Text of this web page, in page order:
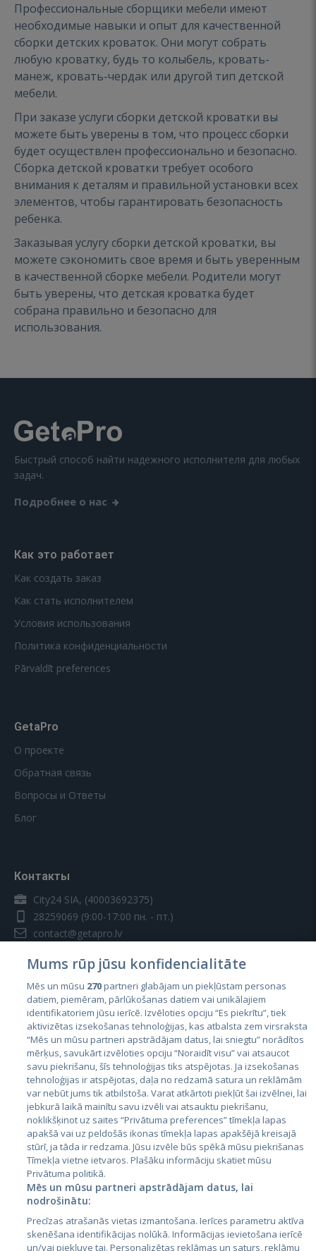
Профессиональные сборщики мебели имеют
необходимые навыки и опыт для качественной
сборки детских кроваток. Они могут собрать
любую кроватку, будь то колыбель, кровать-
манеж, кровать-чердак или другой тип детской
мебели.
При заказе услуги сборки детской кроватки вы
можете быть уверены в том, что процесс сборки
будет осуществлен профессионально и безопасно.
Сборка детской кроватки требует особого
внимания к деталям и правильной установки всех
элементов, чтобы гарантировать безопасность
ребенка.
Заказывая услугу сборки детской кроватки, вы
можете сэкономить свое время и быть уверенным
в качественной сборке мебели. Родители могут
быть уверены, что детская кроватка будет
собрана правильно и безопасно для
использования.
Быстрый способ найти надежного исполнителя для любых
задач.
Подробнее о нас
Как это работает
Как создать заказ
Как стать исполнителем
Условия использования
Политика конфиденциальности
Pārvaldīt preferences
GetaPro
О проекте
Обратная связь
Вопросы и Ответы
Блог
Контакты
City24 SIA, (40003692375)
28259069 (9:00-17:00 пн. - пт.)
contact@getapro.lv
Страны
Эстония
Латвия
Литва
City24.lv
City24.ee
CVbankas.lt
Kainos.lt
Mums rūp jūsu konfidencialitāte
Mēs un mūsu 270partneri glabājam un piekļūstam personas
datiem, piemēram, pārlūkošanas datiem vai unikālajiem
identifikatoriem jūsu ierīcē. Izvēloties opciju “Es piekrītu”, tiek
aktivizētas izsekošanas tehnoloģijas, kas atbalsta zem virsraksta
“Mēs un mūsu partneri apstrādājam datus, lai sniegtu” norādītos
mērķus, savukārt izvēloties opciju “Noraidīt visu” vai atsaucot
savu piekrišanu, šīs tehnoloģijas tiks atspējotas. Ja izsekošanas
tehnoloģijas ir atspējotas, daļa no redzamā satura un reklāmām
var nebūt jums tik atbilstoša. Varat atkārtoti piekļūt šai izvēlnei, lai
jebkurā laikā mainītu savu izvēli vai atsauktu piekrišanu,
noklikšķinot uz saites “Privātuma preferences” tīmekļa lapas
apakšā vai uz peldošās ikonas tīmekļa lapas apakšējā kreisajā
stūrī, ja tāda ir redzama. Jūsu izvēle būs spēkā mūsu piekrišanas
Tīmekļa vietne ietvaros. Plašāku informāciju skatiet mūsu
Privātuma politikā.
Mēs un mūsu partneri apstrādājam datus, lai
nodrošinātu:
Precīzas atrašanās vietas izmantošana. Ierīces parametru aktīva
skenēšana identifikācijas nolūkā. Informācijas ievietošana ierīcē
un/vai piekļuve tai. Personalizētas reklāmas un saturs, reklāmu